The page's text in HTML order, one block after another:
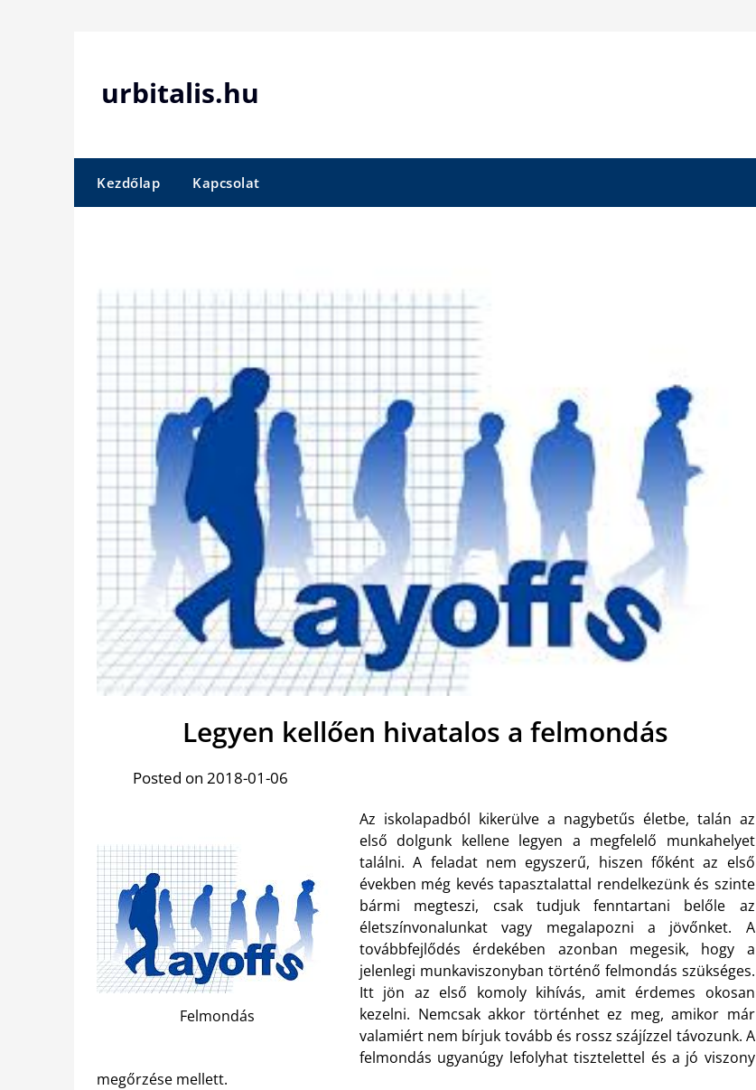
urbitalis.hu
Kezdőlap Kapcsolat
Legyen kellően hivatalos a felmondás
Posted on 2018-01-06
Felmondás
Az iskolapadból kikerülve a nagybetűs életbe, talán az
első dolgunk kellene legyen a megfelelő munkahelyet
találni. A feladat nem egyszerű, hiszen főként az első
években még kevés tapasztalattal rendelkezünk és szinte
bármi megteszi, csak tudjuk fenntartani belőle az
életszínvonalunkat vagy megalapozni a jövőnket. A
továbbfejlődés érdekében azonban megesik, hogy a
jelenlegi munkaviszonyban történő felmondás szükséges.
Itt jön az első komoly kihívás, amit érdemes okosan
kezelni. Nemcsak akkor történhet ez meg, amikor már
valamiért nem bírjuk tovább és rossz szájízzel távozunk. A
felmondás ugyanúgy lefolyhat tisztelettel és a jó viszony
megőrzése mellett.